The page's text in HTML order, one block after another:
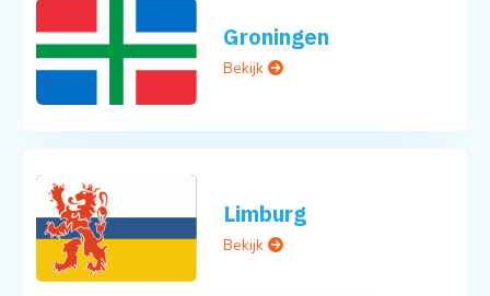
Groningen
Bekijk
Limburg
Bekijk